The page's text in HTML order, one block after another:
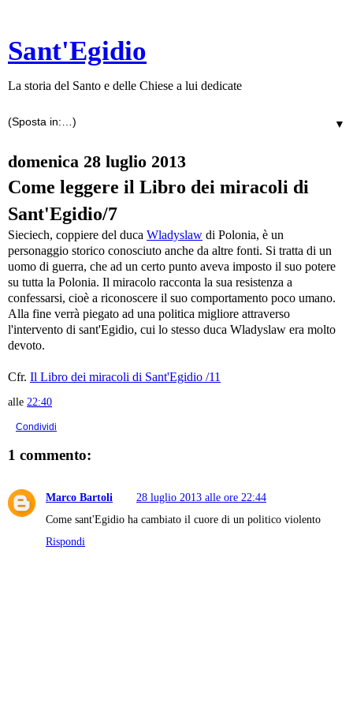
Sant'Egidio
La storia del Santo e delle Chiese a lui dedicate
▼
domenica 28 luglio 2013
Come leggere il Libro dei miracoli di
Sant'Egidio/7
Sieciech, coppiere del duca Wladyslaw di Polonia, è un
personaggio storico conosciuto anche da altre fonti. Si tratta di un
uomo di guerra, che ad un certo punto aveva imposto il suo potere
su tutta la Polonia. Il miracolo racconta la sua resistenza a
confessarsi, cioè a riconoscere il suo comportamento poco umano.
Alla fine verrà piegato ad una politica migliore attraverso
l'intervento di sant'Egidio, cui lo stesso duca Wladyslaw era molto
devoto.
Cfr. Il Libro dei miracoli di Sant'Egidio /11
alle 22:40
Condividi
1 commento:
Marco Bartoli
28 luglio 2013 alle ore 22:44
Come sant'Egidio ha cambiato il cuore di un politico violento
Rispondi